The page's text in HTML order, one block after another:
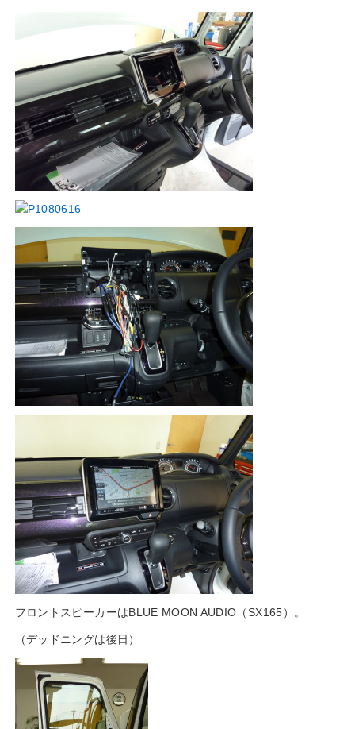
フロントスピーカーはBLUE MOON AUDIO（SX165）。
（デッドニングは後日）